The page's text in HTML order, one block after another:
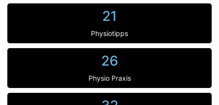
21
Physiotipps
26
Physio Praxis